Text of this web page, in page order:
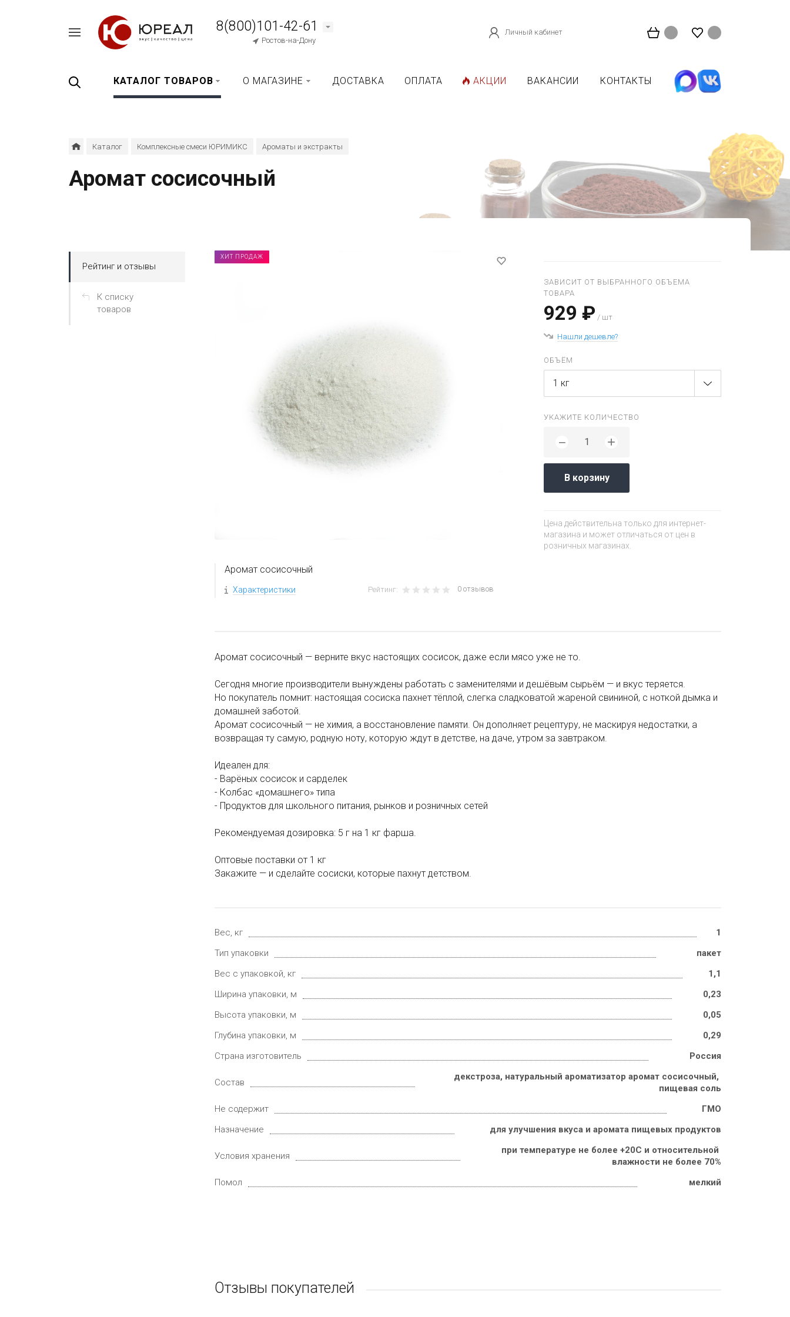
8(800)101-42-61
Ростов-на-Дону
Личный кабинет
КАТАЛОГ ТОВАРОВ О МАГАЗИНЕ ДОСТАВКА ОПЛАТА АКЦИИ ВАКАНСИИ КОНТАКТЫ
Каталог Комплексные смеси ЮРИМИКС Ароматы и экстракты
Аромат сосисочный
Рейтинг и отзывы
К списку
товаров
ХИТ ПРОДАЖ
Аромат сосисочный
Характеристики Рейтинг: 0 отзывов
ЗАВИСИТ ОТ ВЫБРАННОГО ОБЪЕМА
ТОВАРА
929 ₽ / шт
Нашли дешевле?
ОБЪЁМ
1 кг
УКАЖИТЕ КОЛИЧЕСТВО
− +
В корзину
Цена действительна только для интернет-
магазина и может отличаться от цен в
розничных магазинах.
Аромат сосисочный — верните вкус настоящих сосисок, даже если мясо уже не то.
Сегодня многие производители вынуждены работать с заменителями и дешёвым сырьём — и вкус теряется.
Но покупатель помнит: настоящая сосиска пахнет тёплой, слегка сладковатой жареной свининой, с ноткой дымка и
домашней заботой.
Аромат сосисочный — не химия, а восстановление памяти. Он дополняет рецептуру, не маскируя недостатки, а
возвращая ту самую, родную ноту, которую ждут в детстве, на даче, утром за завтраком.
Идеален для:
- Варёных сосисок и сарделек
- Колбас «домашнего» типа
- Продуктов для школьного питания, рынков и розничных сетей
Рекомендуемая дозировка: 5 г на 1 кг фарша.
Оптовые поставки от 1 кг
Закажите — и сделайте сосиски, которые пахнут детством.
Вес, кг
1
Тип упаковки
пакет
Вес с упаковкой, кг
1,1
Ширина упаковки, м
0,23
Высота упаковки, м
0,05
Глубина упаковки, м
0,29
Страна изготовитель
Россия
Состав
декстроза, натуральный ароматизатор аромат сосисочный,
пищевая соль
Не содержит
ГМО
Назначение
для улучшения вкуса и аромата пищевых продуктов
Условия хранения
при температуре не более +20С и относительной
влажности не более 70%
Помол
мелкий
Отзывы покупателей